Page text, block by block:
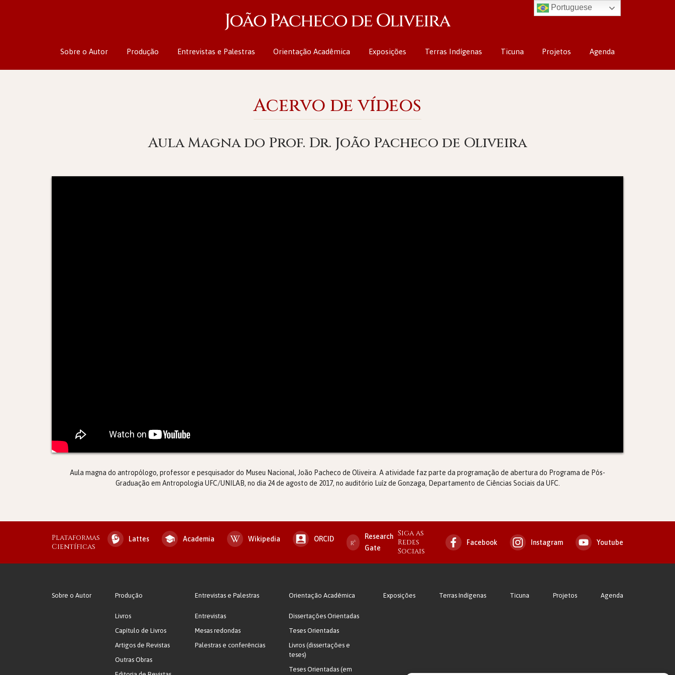
Sobre o Autor Produção Entrevistas e Palestras Orientação Acadêmica Exposições Terras Indígenas Ticuna Projetos Agenda
Acervo de vídeos
Aula Magna do Prof. Dr. João Pacheco de Oliveira
Aula magna do antropólogo, professor e pesquisador do Museu Nacional, João Pacheco de Oliveira. A atividade faz parte da programação de abertura do Programa de Pós-
Graduação em Antropologia UFC/UNILAB, no dia 24 de agosto de 2017, no auditório Luíz de Gonzaga, Departamento de Ciências Sociais da UFC.
Plataformas
Científicas
Lattes Academia Wikipedia ORCID
Research
Gate
Siga as
Redes
Sociais
Facebook Instagram Youtube
Sobre o Autor Produção
Livros
Capítulo de Livros
Artigos de Revistas
Outras Obras
Entrevistas e Palestras
Entrevistas
Mesas redondas
Palestras e conferências
Orientação Acadêmica
Dissertações Orientadas
Teses Orientadas
Livros (dissertações e
teses)
Teses Orientadas (em
Exposições Terras Indígenas Ticuna Projetos Agenda
Portuguese